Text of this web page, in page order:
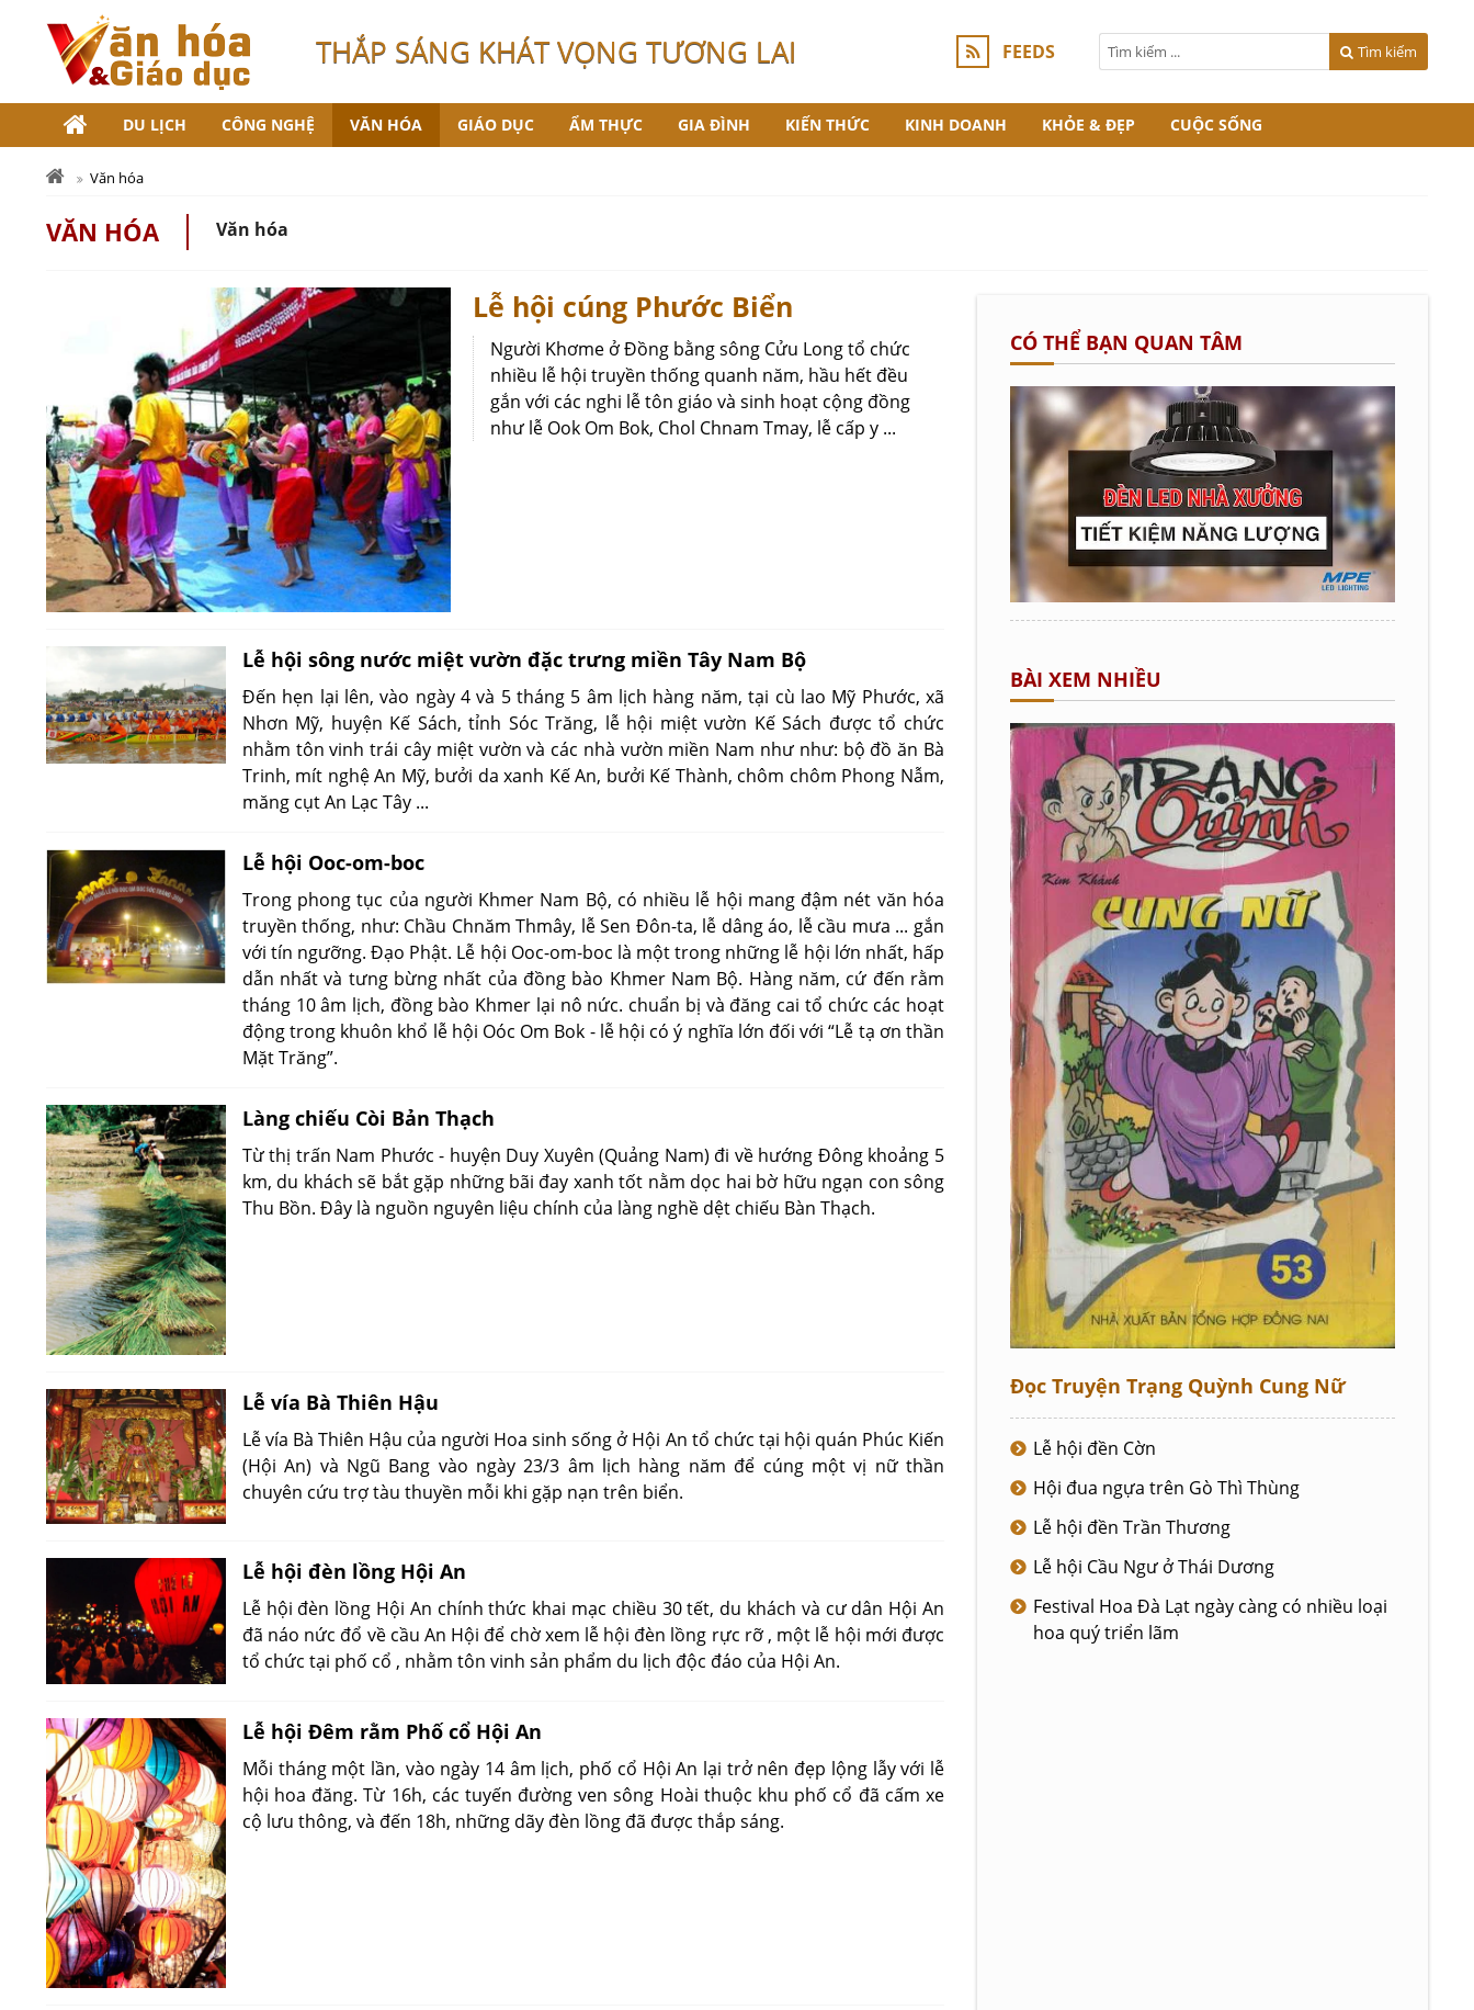
THẮP SÁNG KHÁT VỌNG TƯƠNG LAI FEEDS Tìm kiếm
DU LỊCH CÔNG NGHỆ VĂN HÓA GIÁO DỤC ẨM THỰC GIA ĐÌNH KIẾN THỨC KINH DOANH KHỎE & ĐẸP CUỘC SỐNG
Văn hóa
VĂN HÓA Văn hóa
Lễ hội cúng Phước Biển
Người Khơme ở Đồng bằng sông Cửu Long tổ chức
nhiều lễ hội truyền thống quanh năm, hầu hết đều
gắn với các nghi lễ tôn giáo và sinh hoạt cộng đồng
như lễ Ook Om Bok, Chol Chnam Tmay, lễ cấp y ...
Lễ hội sông nước miệt vườn đặc trưng miền Tây Nam Bộ
Đến hẹn lại lên, vào ngày 4 và 5 tháng 5 âm lịch hàng năm, tại cù lao Mỹ Phước, xã
Nhơn Mỹ, huyện Kế Sách, tỉnh Sóc Trăng, lễ hội miệt vườn Kế Sách được tổ chức
nhằm tôn vinh trái cây miệt vườn và các nhà vườn miền Nam như như: bộ đồ ăn Bà
Trinh, mít nghệ An Mỹ, bưởi da xanh Kế An, bưởi Kế Thành, chôm chôm Phong Nẫm,
măng cụt An Lạc Tây ...
Lễ hội Ooc-om-boc
Trong phong tục của người Khmer Nam Bộ, có nhiều lễ hội mang đậm nét văn hóa
truyền thống, như: Chầu Chnăm Thmây, lễ Sen Đôn-ta, lễ dâng áo, lễ cầu mưa ... gắn
với tín ngưỡng. Đạo Phật. Lễ hội Ooc-om-boc là một trong những lễ hội lớn nhất, hấp
dẫn nhất và tưng bừng nhất của đồng bào Khmer Nam Bộ. Hàng năm, cứ đến rằm
tháng 10 âm lịch, đồng bào Khmer lại nô nức. chuẩn bị và đăng cai tổ chức các hoạt
động trong khuôn khổ lễ hội Oóc Om Bok - lễ hội có ý nghĩa lớn đối với “Lễ tạ ơn thần
Mặt Trăng”.
Làng chiếu Còi Bản Thạch
Từ thị trấn Nam Phước - huyện Duy Xuyên (Quảng Nam) đi về hướng Đông khoảng 5
km, du khách sẽ bắt gặp những bãi đay xanh tốt nằm dọc hai bờ hữu ngạn con sông
Thu Bồn. Đây là nguồn nguyên liệu chính của làng nghề dệt chiếu Bàn Thạch.
Lễ vía Bà Thiên Hậu
Lễ vía Bà Thiên Hậu của người Hoa sinh sống ở Hội An tổ chức tại hội quán Phúc Kiến
(Hội An) và Ngũ Bang vào ngày 23/3 âm lịch hàng năm để cúng một vị nữ thần
chuyên cứu trợ tàu thuyền mỗi khi gặp nạn trên biển.
Lễ hội đèn lồng Hội An
Lễ hội đèn lồng Hội An chính thức khai mạc chiều 30 tết, du khách và cư dân Hội An
đã náo nức đổ về cầu An Hội để chờ xem lễ hội đèn lồng rực rỡ , một lễ hội mới được
tổ chức tại phố cổ , nhằm tôn vinh sản phẩm du lịch độc đáo của Hội An.
Lễ hội Đêm rằm Phố cổ Hội An
Mỗi tháng một lần, vào ngày 14 âm lịch, phố cổ Hội An lại trở nên đẹp lộng lẫy với lễ
hội hoa đăng. Từ 16h, các tuyến đường ven sông Hoài thuộc khu phố cổ đã cấm xe
cộ lưu thông, và đến 18h, những dãy đèn lồng đã được thắp sáng.
CÓ THỂ BẠN QUAN TÂM
BÀI XEM NHIỀU
Đọc Truyện Trạng Quỳnh Cung Nữ
Lễ hội đền Cờn
Hội đua ngựa trên Gò Thì Thùng
Lễ hội đền Trần Thương
Lễ hội Cầu Ngư ở Thái Dương
Festival Hoa Đà Lạt ngày càng có nhiều loại
hoa quý triển lãm